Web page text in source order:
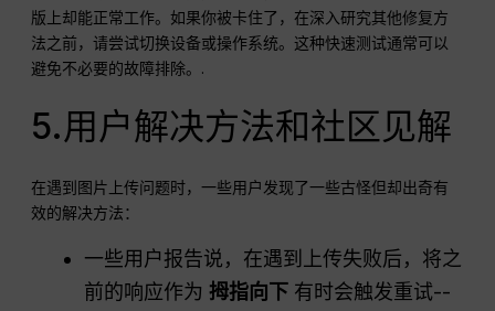
版上却能正常工作。如果你被卡住了，在深入研究其他修复方
法之前，请尝试切换设备或操作系统。这种快速测试通常可以
避免不必要的故障排除。.
5.用户解决方法和社区见解
在遇到图片上传问题时，一些用户发现了一些古怪但却出奇有
效的解决方法：
一些用户报告说，在遇到上传失败后，将之
前的响应作为拇指向下 有时会触发重试--